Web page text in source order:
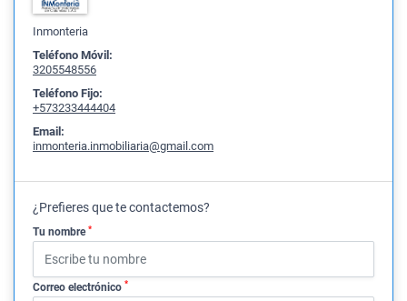
Inmonteria
Teléfono Móvil:
3205548556
Teléfono Fijo:
+573233444404
Email:
inmonteria.inmobiliaria@gmail.com
¿Prefieres que te contactemos?
Tu nombre *
Correo electrónico *